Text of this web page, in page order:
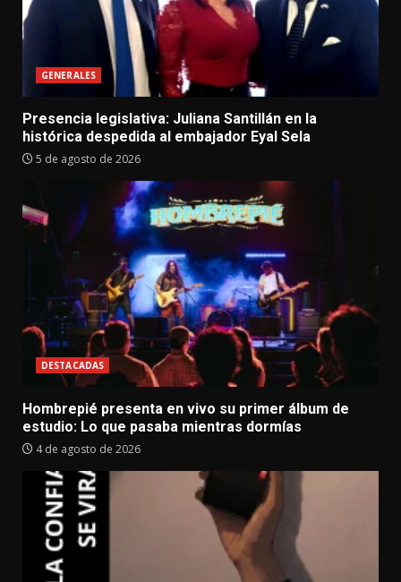
GENERALES
Presencia legislativa: Juliana Santillán en la
histórica despedida al embajador Eyal Sela
5 de agosto de 2026
DESTACADAS
Hombrepié presenta en vivo su primer álbum de
estudio: Lo que pasaba mientras dormías
4 de agosto de 2026